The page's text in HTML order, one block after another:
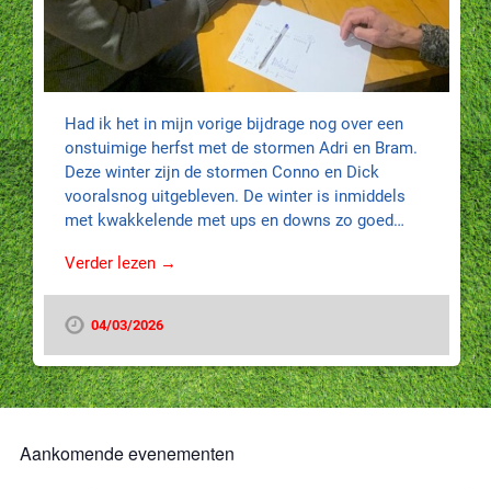
Had ik het in mijn vorige bijdrage nog over een
onstuimige herfst met de stormen Adri en Bram.
Deze winter zijn de stormen Conno en Dick
vooralsnog uitgebleven. De winter is inmiddels
met kwakkelende met ups en downs zo goed…
Verder lezen →
04/03/2026
Aankomende evenementen